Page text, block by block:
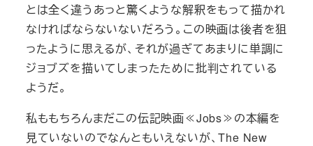
とは全く違うあっと驚くような解釈をもって描かれ
なければならないないだろう。この映画は後者を狙
ったように思えるが、それが過ぎてあまりに単調に
ジョブズを描いてしまったために批判されている
ようだ。
私ももちろんまだこの伝記映画≪Jobs≫の本編を
見ていないのでなんともいえないが、The New